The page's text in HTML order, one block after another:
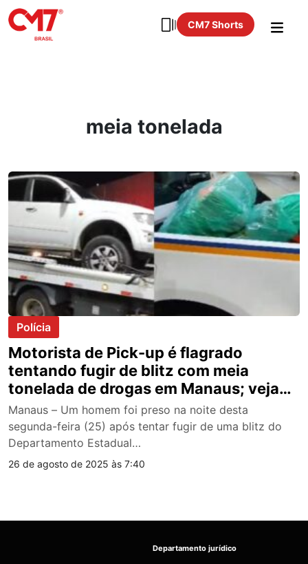
CM7 Shorts
meia tonelada
Polícia
Motorista de Pick-up é flagrado
tentando fugir de blitz com meia
tonelada de drogas em Manaus; veja
vídeo
Manaus – Um homem foi preso na noite desta
segunda-feira (25) após tentar fugir de uma blitz do
Departamento Estadual…
26 de agosto de 2025 às 7:40
Departamento jurídico